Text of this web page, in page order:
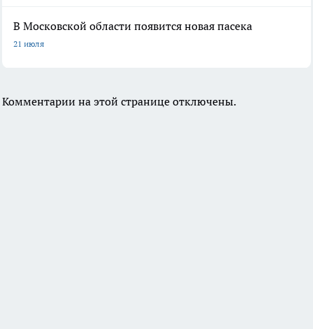
В Московской области появится новая пасека
21 июля
Комментарии на этой странице отключены.